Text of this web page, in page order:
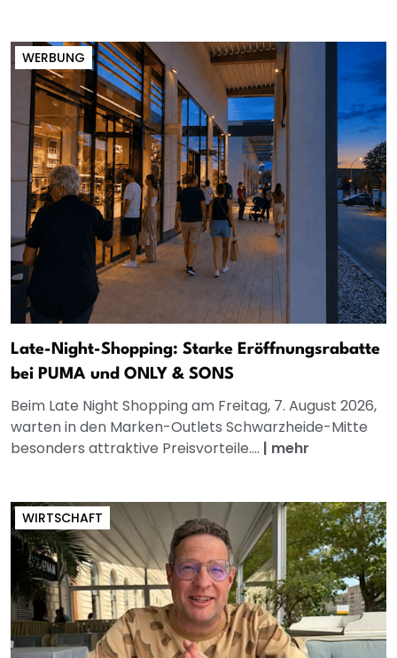
WERBUNG
Late-Night-Shopping: Starke Eröffnungsrabatte
bei PUMA und ONLY & SONS
Beim Late Night Shopping am Freitag, 7. August 2026,
warten in den Marken-Outlets Schwarzheide-Mitte
besonders attraktive Preisvorteile.... | mehr
WIRTSCHAFT